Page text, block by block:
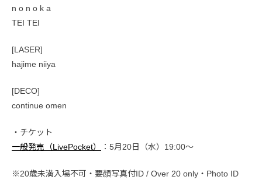
n o n o k a
TEI TEI
[LASER]
hajime niiya
[DECO]
continue omen
・チケット
一般発売（LivePocket）
：5月20日（水）19:00〜
※20歳未満入場不可・要顔写真付ID / Over 20 only・Photo ID